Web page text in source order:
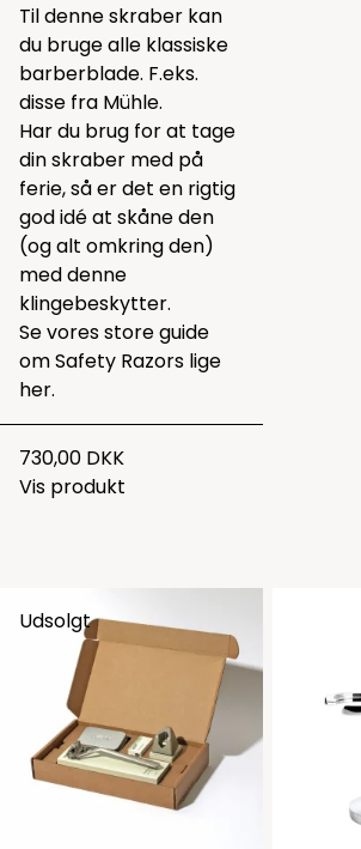
Til denne skraber kan
du bruge alle klassiske
barberblade. F.eks.
disse fra Mühle.
Har du brug for at tage
din skraber med på
ferie, så er det en rigtig
god idé at skåne den
(og alt omkring den)
meddenne
klingebeskytter.
Se vores store guide
om Safety Razors lige
her.
730,00 DKK
Vis produkt
Udsolgt